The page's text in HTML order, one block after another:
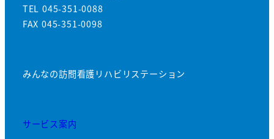
TEL 045-351-0088
FAX 045-351-0098
みんなの訪問看護リハビリステーション
サービス案内